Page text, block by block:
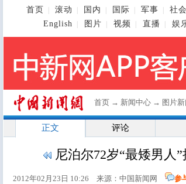
首页 滚动 国内 国际 军事 社会
English
图片 视频 直播 娱
首页 → 新闻中心 → 图片
正文 评论
尼泊尔72岁“最矮男人
2012年02月23日 10:26 来源：中国新闻网 参